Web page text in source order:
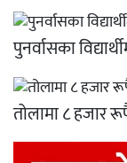
पुनर्वासका
तोलामा ८ हजार